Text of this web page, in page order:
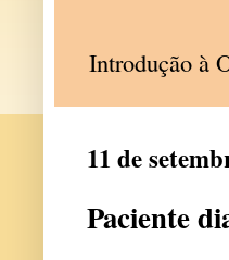
Introdução à
11 de
Paciente